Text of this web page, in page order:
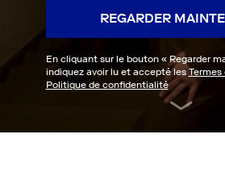
REGARDER
En cliquant sur le bouton « Regarder
indiquez avoir lu et accepté les Termes
Politique de confidentialité